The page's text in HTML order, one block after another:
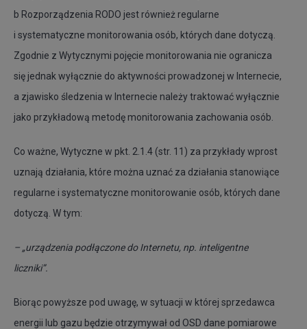
b Rozporządzenia RODO jest również regularne
i systematyczne monitorowania osób, których dane dotyczą.
Zgodnie z Wytycznymi pojęcie monitorowania nie ogranicza
się jednak wyłącznie do aktywności prowadzonej w Internecie,
a zjawisko śledzenia w Internecie należy traktować wyłącznie
jako przykładową metodę monitorowania zachowania osób.
Co ważne, Wytyczne w pkt. 2.1.4 (str. 11) za przykłady wprost
uznają działania, które można uznać za działania stanowiące
regularne i systematyczne monitorowanie osób, których dane
dotyczą. W tym:
– „urządzenia podłączone do Internetu, np. inteligentne
liczniki”.
Biorąc powyższe pod uwagę, w sytuacji w której sprzedawca
energii lub gazu będzie otrzymywał od OSD dane pomiarowe